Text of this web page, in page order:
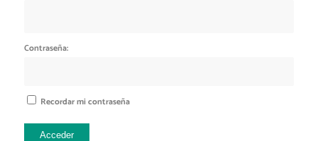
Contraseña:
Recordar mi contraseña
Acceder